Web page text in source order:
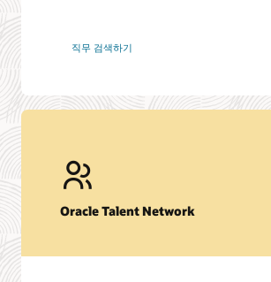
직무직무 검색하기
Oracle Talent Network